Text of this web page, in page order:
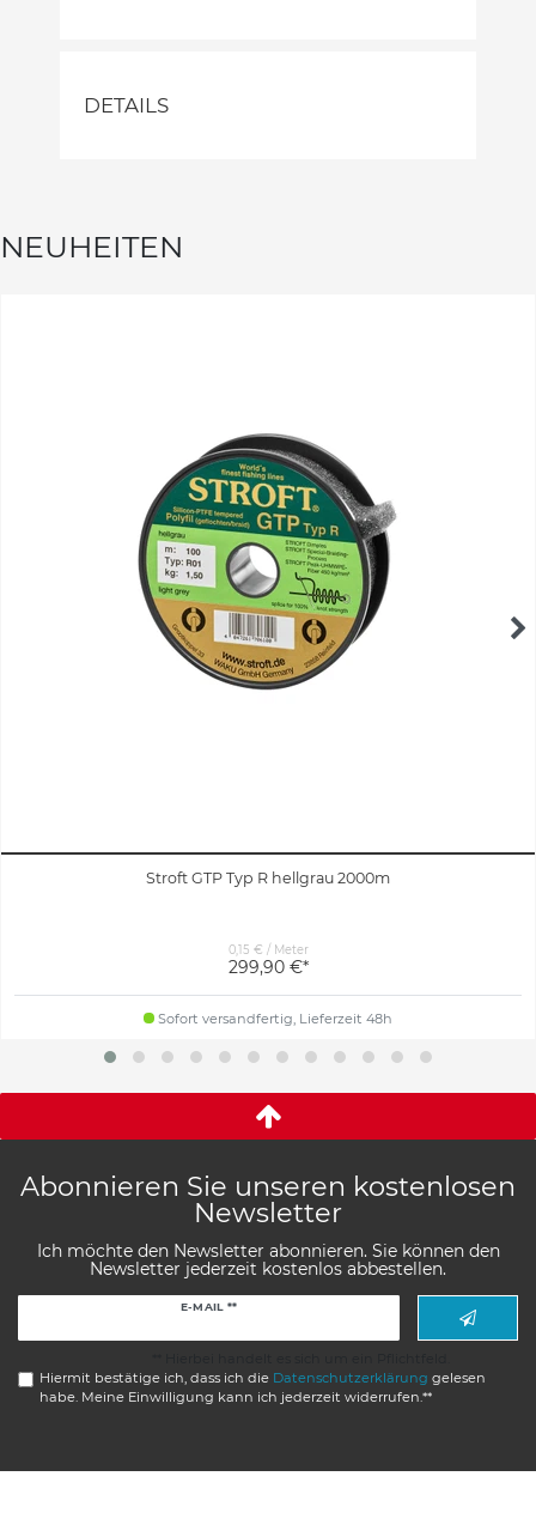
DETAILS
NEUHEITEN
Stroft GTP Typ R hellgrau 2000m
0,15 € / Meter
299,90 €*
Sofort versandfertig, Lieferzeit 48h
Abonnieren Sie unseren kostenlosen
Newsletter
Ich möchte den Newsletter abonnieren. Sie können den
Newsletter jederzeit kostenlos abbestellen.
E-MAIL **
Hiermit bestätige ich, dass ich die Daten­schutz­erklärung gelesen
habe. Meine Einwilligung kann ich jederzeit widerrufen.**